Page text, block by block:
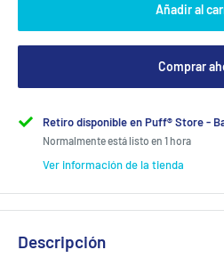
Añadir al
Comprar
Retiro disponible en Puff® Store -
Normalmente está listo en 1 hora
Ver información de la tienda
Descripción